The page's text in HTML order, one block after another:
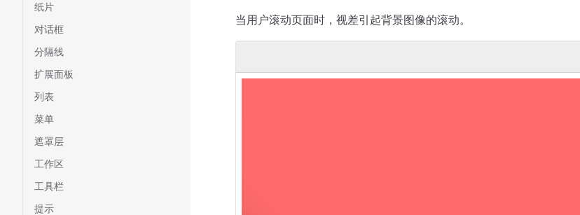
纸片
对话框
分隔线
扩展面板
列表
菜单
遮罩层
工作区
工具栏
提示
当用户滚动页面时，视差引起背景图像的滚动。